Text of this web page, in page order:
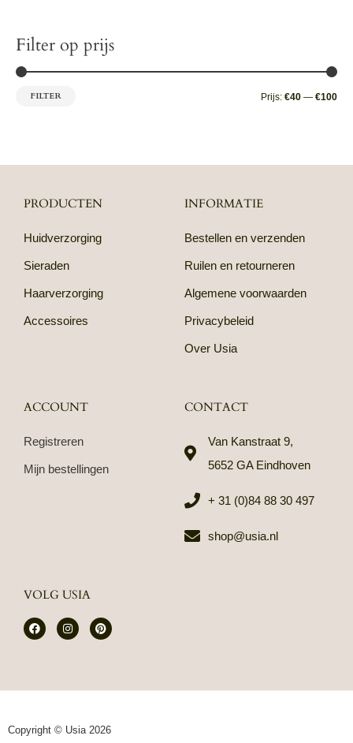
Filter op prijs
FILTER Prijs: €40 — €100
PRODUCTEN
Huidverzorging
Sieraden
Haarverzorging
Accessoires
INFORMATIE
Bestellen en verzenden
Ruilen en retourneren
Algemene voorwaarden
Privacybeleid
Over Usia
ACCOUNT
Registreren
Mijn bestellingen
CONTACT
Van Kanstraat 9,
5652 GA Eindhoven
+ 31 (0)84 88 30 497
shop@usia.nl
VOLG USIA
F
a
o
I
n
r
P
i
e
Copyright © Usia 2026